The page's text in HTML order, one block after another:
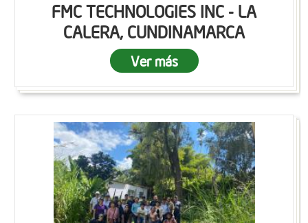
FMC TECHNOLOGIES INC - LA
CALERA, CUNDINAMARCA
Ver más